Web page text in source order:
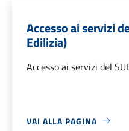
Accesso ai servizi
Edilizia)
Accesso ai servizi del
VAI ALLA PAGINA